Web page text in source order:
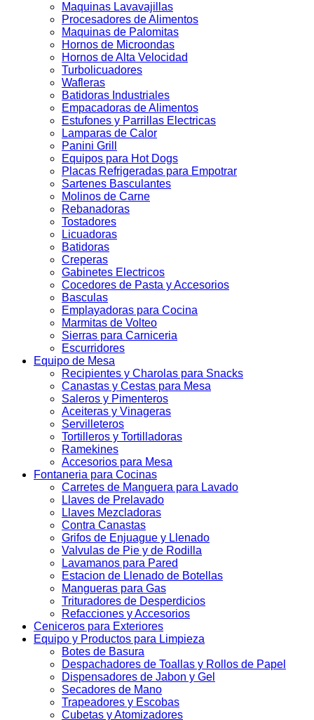
Maquinas Lavavajillas
Procesadores de Alimentos
Maquinas de Palomitas
Hornos de Microondas
Hornos de Alta Velocidad
Turbolicuadores
Wafleras
Batidoras Industriales
Empacadoras de Alimentos
Estufones y Parrillas Electricas
Lamparas de Calor
Panini Grill
Equipos para Hot Dogs
Placas Refrigeradas para Empotrar
Sartenes Basculantes
Molinos de Carne
Rebanadoras
Tostadores
Licuadoras
Batidoras
Creperas
Gabinetes Electricos
Cocedores de Pasta y Accesorios
Basculas
Emplayadoras para Cocina
Marmitas de Volteo
Sierras para Carniceria
Escurridores
Equipo de Mesa
Recipientes y Charolas para Snacks
Canastas y Cestas para Mesa
Saleros y Pimenteros
Aceiteras y Vinageras
Servilleteros
Tortilleros y Tortilladoras
Ramekines
Accesorios para Mesa
Fontaneria para Cocinas
Carretes de Manguera para Lavado
Llaves de Prelavado
Llaves Mezcladoras
Contra Canastas
Grifos de Enjuague y Llenado
Valvulas de Pie y de Rodilla
Lavamanos para Pared
Estacion de Llenado de Botellas
Mangueras para Gas
Trituradores de Desperdicios
Refacciones y Accesorios
Ceniceros para Exteriores
Equipo y Productos para Limpieza
Botes de Basura
Despachadores de Toallas y Rollos de Papel
Dispensadores de Jabon y Gel
Secadores de Mano
Trapeadores y Escobas
Cubetas y Atomizadores